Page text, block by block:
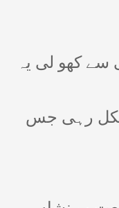
کھو لی یہ
رہی جس